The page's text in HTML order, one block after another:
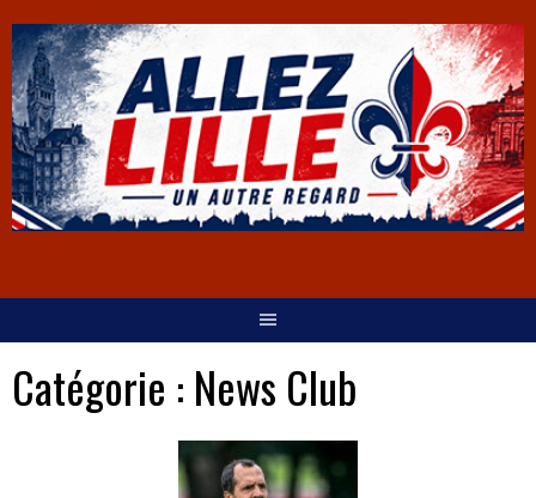
Catégorie : News Club